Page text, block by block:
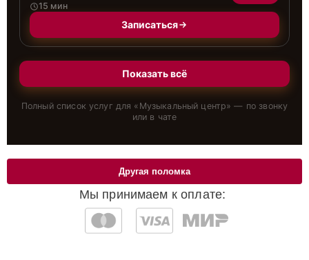
15 мин
Записаться
Показать всё
Полный список услуг для « Музыкальный центр» — по звонку
или в чате
Мы принимаем к оплате:
Другая поломка